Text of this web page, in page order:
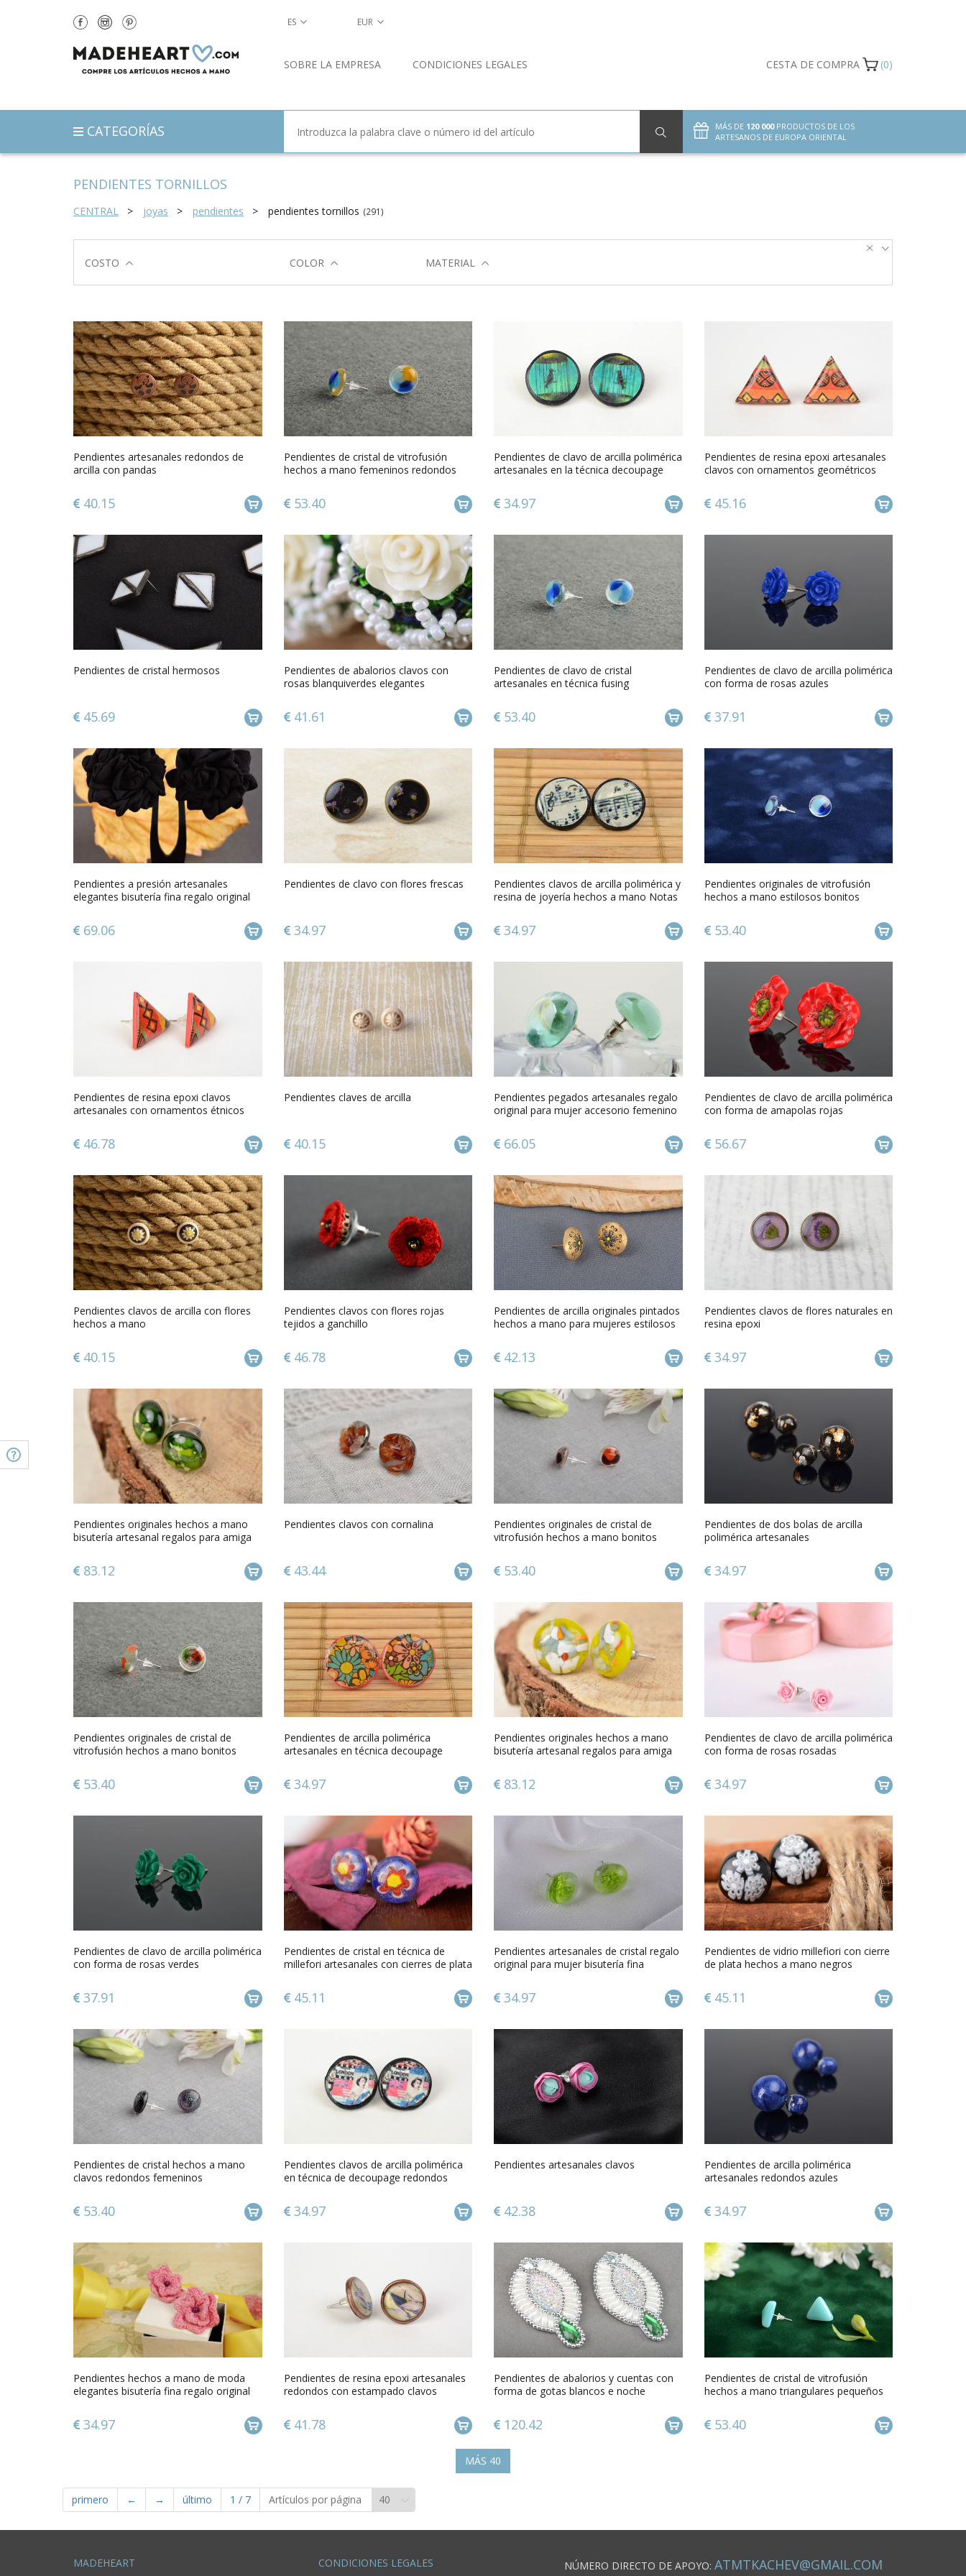
PENDIENTES TORNILLOS
CENTRAL joyas pendientes pendientes tornillos (291)
COSTO COLOR MATERIAL
Pendientes artesanales redondos de
arcilla con pandas
40.15
Pendientes de cristal de vitrofusión
hechos a mano femeninos redondos
53.40
Pendientes de clavo de arcilla polimérica
artesanales en la técnica decoupage
34.97
Pendientes de resina epoxi artesanales
clavos con ornamentos geométricos
45.16
Pendientes de cristal hermosos
45.69
Pendientes de abalorios clavos con
rosas blanquiverdes elegantes
41.61
Pendientes de clavo de cristal
artesanales en técnica fusing
53.40
Pendientes de clavo de arcilla polimérica
con forma de rosas azules
37.91
Pendientes a presión artesanales
elegantes bisutería fina regalo original
69.06
Pendientes de clavo con flores frescas
34.97
Pendientes clavos de arcilla polimérica y
resina de joyería hechos a mano Notas
34.97
Pendientes originales de vitrofusión
hechos a mano estilosos bonitos
53.40
Pendientes de resina epoxi clavos
artesanales con ornamentos étnicos
46.78
Pendientes claves de arcilla
40.15
Pendientes pegados artesanales regalo
original para mujer accesorio femenino
66.05
Pendientes de clavo de arcilla polimérica
con forma de amapolas rojas
56.67
Pendientes clavos de arcilla con flores
hechos a mano
40.15
Pendientes clavos con flores rojas
tejidos a ganchillo
46.78
Pendientes de arcilla originales pintados
hechos a mano para mujeres estilosos
42.13
Pendientes clavos de flores naturales en
resina epoxi
34.97
Pendientes originales hechos a mano
bisutería artesanal regalos para amiga
83.12
Pendientes clavos con cornalina
43.44
Pendientes originales de cristal de
vitrofusión hechos a mano bonitos
53.40
Pendientes de dos bolas de arcilla
polimérica artesanales
34.97
Pendientes originales de cristal de
vitrofusión hechos a mano bonitos
53.40
Pendientes de arcilla polimérica
artesanales en técnica decoupage
34.97
Pendientes originales hechos a mano
bisutería artesanal regalos para amiga
83.12
Pendientes de clavo de arcilla polimérica
con forma de rosas rosadas
34.97
Pendientes de clavo de arcilla polimérica
con forma de rosas verdes
37.91
Pendientes de cristal en técnica de
millefori artesanales con cierres de plata
45.11
Pendientes artesanales de cristal regalo
original para mujer bisutería fina
34.97
Pendientes de vidrio millefiori con cierre
de plata hechos a mano negros
45.11
Pendientes de cristal hechos a mano
clavos redondos femeninos
53.40
Pendientes clavos de arcilla polimérica
en técnica de decoupage redondos
34.97
Pendientes artesanales clavos
42.38
Pendientes de arcilla polimérica
artesanales redondos azules
34.97
Pendientes hechos a mano de moda
elegantes bisutería fina regalo original
34.97
Pendientes de resina epoxi artesanales
redondos con estampado clavos
41.78
Pendientes de abalorios y cuentas con
forma de gotas blancos e noche
120.42
Pendientes de cristal de vitrofusión
hechos a mano triangulares pequeños
53.40
MÁS 40
primero ← → último 1 / 7 Artículos por página
ES EUR
SOBRE LA EMPRESA CONDICIONES LEGALES CESTA DE COMPRA (0)
CATEGORÍAS MÁS DE 120 000PRODUCTOS DE LOS
ARTESANOS DE EUROPA ORIENTAL
MADEHEART CONDICIONES LEGALES NÚMERO DIRECTO DE APOYO: ATMTKACHEV@GMAIL.COM